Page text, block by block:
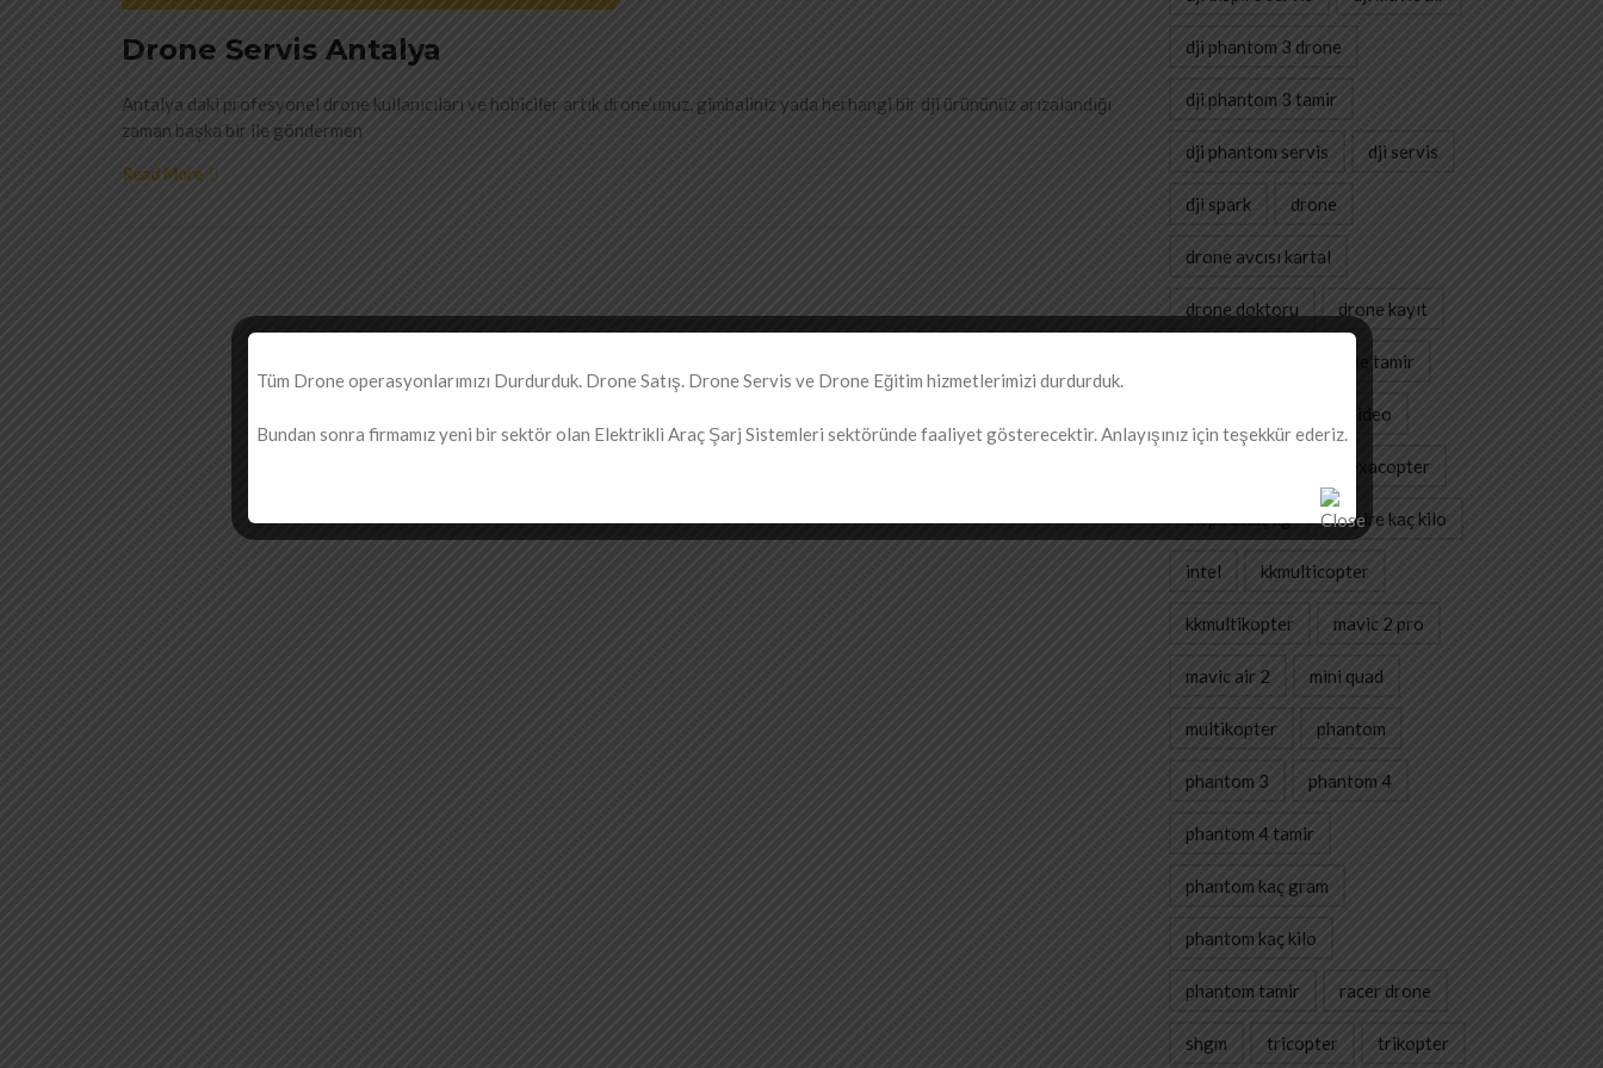
Drone Servis Antalya
Antalya daki profesyonel drone kullanıcıları ve hobiciler artık drone’unuz, gimbaliniz yada herhangi bir dji ürününüz arızalandığı
zaman başka bir ile göndermen
Read More
dji phantom 3 drone
dji phantom 3 tamir
dji phantom servis dji servis
dji spark drone
drone avcısı kartal
drone doktoru drone kayıt
drone tamir
havadan video
hexacopter
inspire kaç kg inspire kaç kilo
intel kkmulticopter
kkmultikopter mavic 2 pro
mavic air 2 mini quad
multikopter phantom
phantom 3 phantom 4
phantom 4 tamir
phantom kaç gram
phantom kaç kilo
phantom tamir racer drone
shgm tricopter trikopter
Tüm Drone operasyonlarımızı Durdurduk. Drone Satış. Drone Servis ve Drone Eğitim hizmetlerimizi durdurduk.
Bundan sonra firmamız yeni bir sektör olan Elektrikli Araç Şarj Sistemleri sektöründe faaliyet gösterecektir. Anlayışınız için teşekkür ederiz.